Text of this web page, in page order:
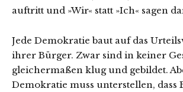
auftritt und »Wir« statt »Ich« sagen
Jede Demokratie baut auf das
ihrer Bürger. Zwar sind in keiner
gleichermaßen klug und gebildet.
Demokratie muss unterstellen, dass